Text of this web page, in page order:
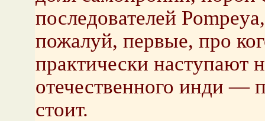
последователей
пожалуй, первые, про
практически наступают
отечественного инди —
стоит.